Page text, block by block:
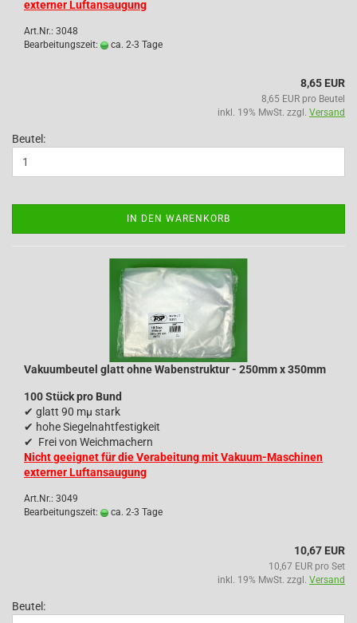
externer Luftansaugung
Art.Nr.: 3048
Bearbeitungszeit:
ca. 2-3 Tage
8,65 EUR
8,65 EUR pro Beutel
inkl. 19% MwSt. zzgl. Versand
Beutel:
IN DEN WARENKORB
Vakuumbeutel glatt ohne Wabenstruktur - 250mm x 350mm
100 Stück pro Bund
✔ glatt 90 mµ stark
✔ hohe Siegelnahtfestigkeit
✔ Frei von Weichmachern
Nicht geeignet für die Verabeitung mit Vakuum-Maschinen
externer Luftansaugung
Art.Nr.: 3049
Bearbeitungszeit:
ca. 2-3 Tage
10,67 EUR
10,67 EUR pro Set
inkl. 19% MwSt. zzgl. Versand
Beutel: